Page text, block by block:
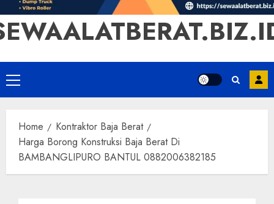
Primary
Menu
Home
Kontraktor Baja Berat
Harga Borong Konstruksi Baja Berat Di
BAMBANGLIPURO BANTUL 0882006382185